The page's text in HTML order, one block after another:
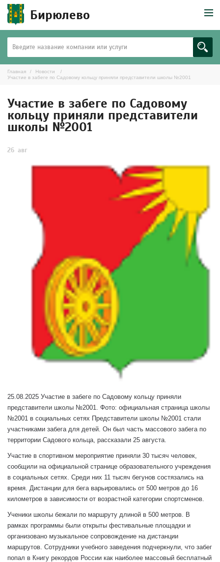
Бирюлево
Главная
Новости
Участие в забеге по Садовому кольцу приняли представители школы №2001
Участие в забеге по Садовому
кольцу приняли представители
школы №2001
26 авг
25.08.2025 Участие в забеге по Садовому кольцу приняли
представители школы №2001. Фото: официальная страница школы
№2001 в социальных сетях Представители школы №2001 стали
участниками забега для детей. Он был часть массового забега по
территории Садового кольца, рассказали 25 августа.
Участие в спортивном мероприятие приняли 30 тысяч человек,
сообщили на официальной странице образовательного учреждения
в социальных сетях. Среди них 11 тысяч бегунов состязались на
время. Дистанции для бега варьировались от 500 метров до 16
километров в зависимости от возрастной категории спортсменов.
Ученики школы бежали по маршруту длиной в 500 метров. В
рамках программы были открыты фестивальные площадки и
организовано музыкальное сопровождение на дистанции
маршрутов. Сотрудники учебного заведения подчеркнули, что забег
попал в Книгу рекордов России как наиболее массовый бесплатный